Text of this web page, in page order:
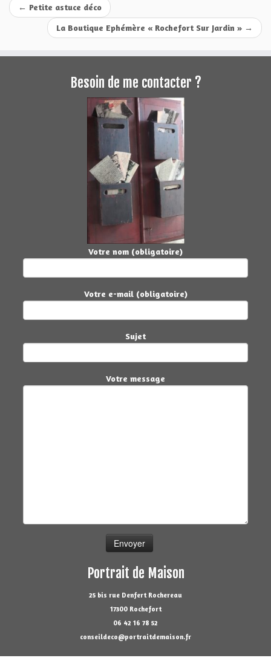
← Petite astuce déco
La Boutique Ephémère « Rochefort Sur Jardin » →
Besoin de me contacter ?
Votre nom (obligatoire)
Votre e-mail (obligatoire)
Sujet
Votre message
Portrait de Maison
25 bis rue Denfert Rochereau
17300 Rochefort
06 42 16 78 52
conseildeco@portraitdemaison.fr